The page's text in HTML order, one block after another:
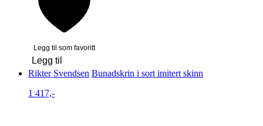
Legg til som favoritt
Legg til
Rikter Svendsen Bunadskrin i sort imitert skinn
1 417,-